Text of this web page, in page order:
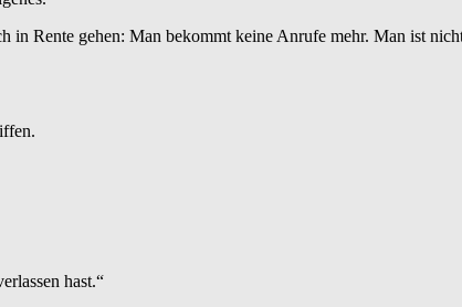
Rente gehen: Man bekommt keine Anrufe mehr. Man ist
hast.“